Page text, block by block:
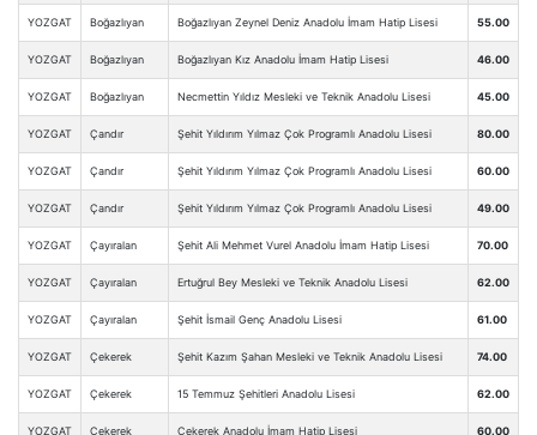
YOZGAT Boğazlıyan Boğazlıyan Zeynel Deniz Anadolu İmam Hatip Lisesi 55.00
YOZGAT Boğazlıyan Boğazlıyan Kız Anadolu İmam Hatip Lisesi 46.00
YOZGAT Boğazlıyan Necmettin Yıldız Mesleki ve Teknik Anadolu Lisesi 45.00
YOZGAT Çandır Şehit Yıldırım Yılmaz Çok Programlı Anadolu Lisesi 80.00
YOZGAT Çandır Şehit Yıldırım Yılmaz Çok Programlı Anadolu Lisesi 60.00
YOZGAT Çandır Şehit Yıldırım Yılmaz Çok Programlı Anadolu Lisesi 49.00
YOZGAT Çayıralan Şehit Ali Mehmet Vurel Anadolu İmam Hatip Lisesi 70.00
YOZGAT Çayıralan Ertuğrul Bey Mesleki ve Teknik Anadolu Lisesi 62.00
YOZGAT Çayıralan Şehit İsmail Genç Anadolu Lisesi 61.00
YOZGAT Çekerek Şehit Kazım Şahan Mesleki ve Teknik Anadolu Lisesi 74.00
YOZGAT Çekerek 15 Temmuz Şehitleri Anadolu Lisesi 62.00
YOZGAT Çekerek Çekerek Anadolu İmam Hatip Lisesi 60.00